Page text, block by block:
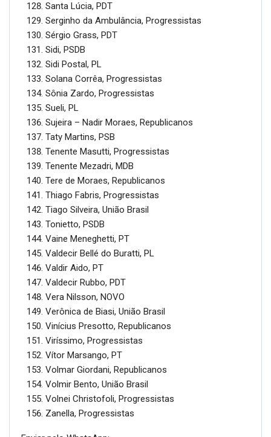
Santa Lúcia, PDT
Serginho da Ambulância, Progressistas
Sérgio Grass, PDT
Sidi, PSDB
Sidi Postal, PL
Solana Corrêa, Progressistas
Sônia Zardo, Progressistas
Sueli, PL
Sujeira – Nadir Moraes, Republicanos
Taty Martins, PSB
Tenente Masutti, Progressistas
Tenente Mezadri, MDB
Tere de Moraes, Republicanos
Thiago Fabris, Progressistas
Tiago Silveira, União Brasil
Tonietto, PSDB
Vaine Meneghetti, PT
Valdecir Bellé do Buratti, PL
Valdir Aido, PT
Valdecir Rubbo, PDT
Vera Nilsson, NOVO
Verônica de Biasi, União Brasil
Vinícius Presotto, Republicanos
Viríssimo, Progressistas
Vítor Marsango, PT
Volmar Giordani, Republicanos
Volmir Bento, União Brasil
Volnei Christofoli, Progressistas
Zanella, Progressistas